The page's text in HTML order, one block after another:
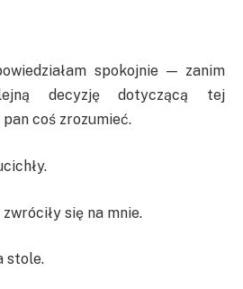
spokojnie — zanim
decyzję dotyczącą tej
coś zrozumieć.
się na mnie.
stole.